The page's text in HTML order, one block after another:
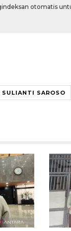
otomatis
SULIANTI SAROSO
jalanan
2026-08-05